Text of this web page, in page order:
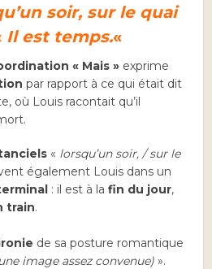
soir, sur le quai
Il est temps.«
« Mais » exprime
par rapport à ce qui était dit
où Louis racontait qu’il
« lorsqu’un soir, / sur le
également Louis dans un
: il est à lafin du jour,
train.
de sa posture romantique
une image assez convenue) ».